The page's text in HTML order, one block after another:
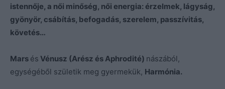
istennője, a női minőség, női energia: érzelmek, lágyság,
gyönyör, csábítás, befogadás, szerelem, passzívitás,
követés…
Mars és Vénusz (Arész és Aphrodité) nászából,
egységéből születik meg gyermekük, Harmónia.